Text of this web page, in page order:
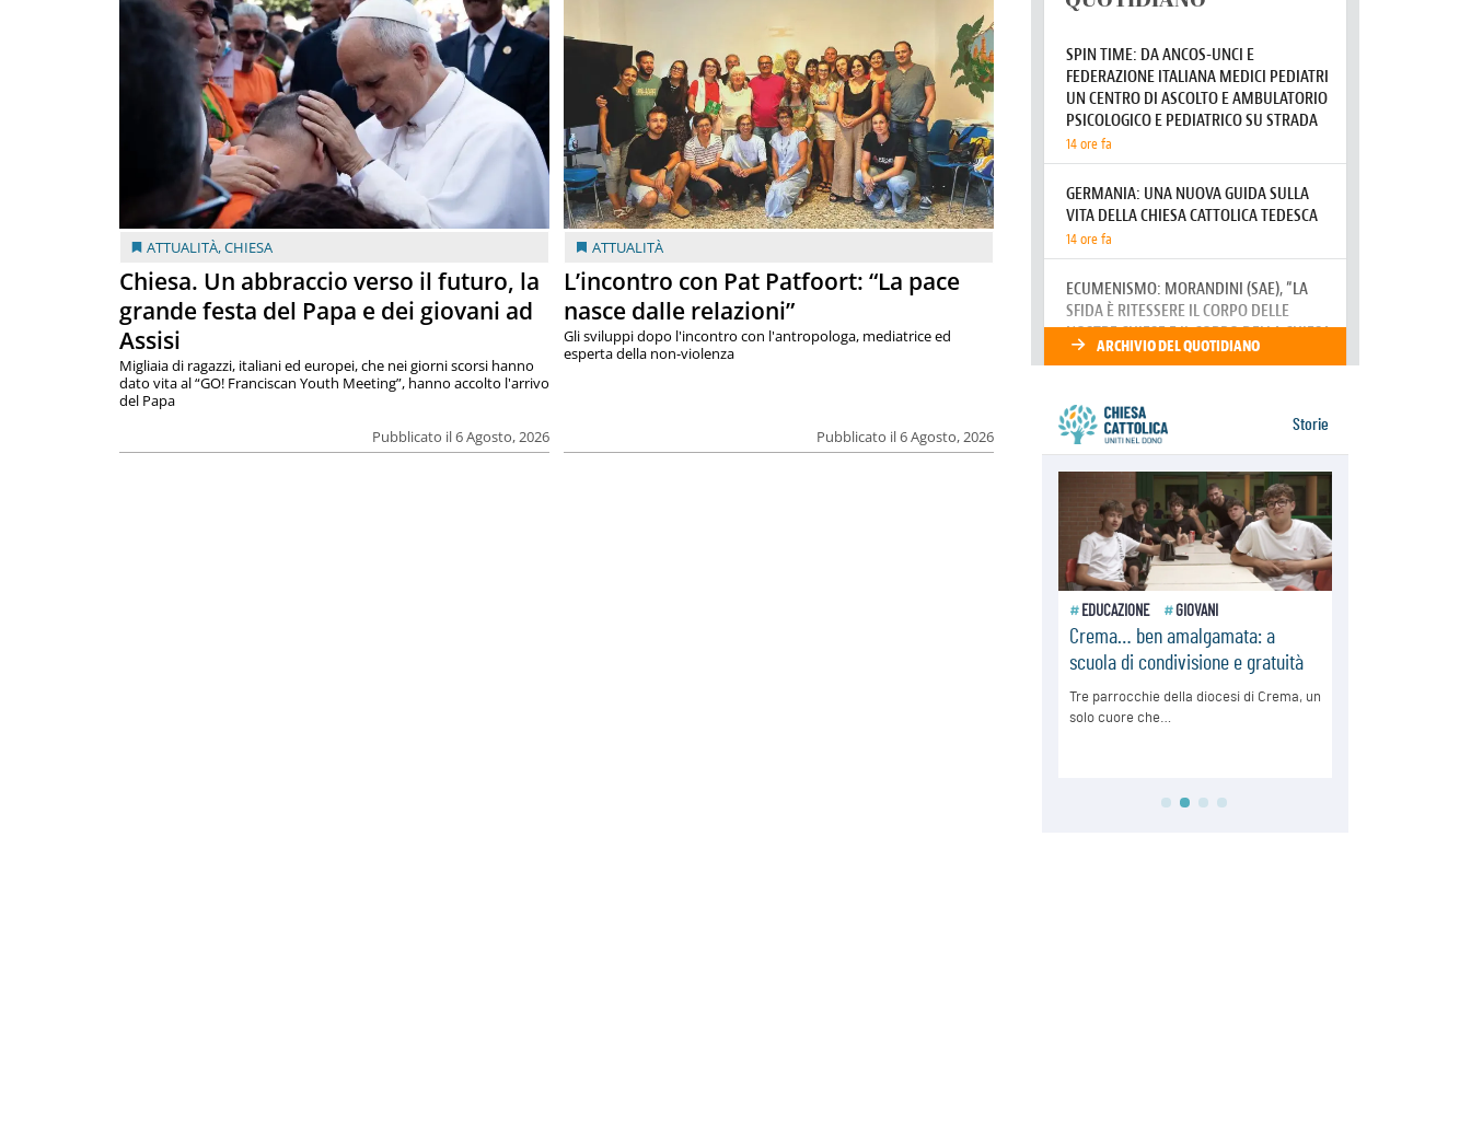
ATTUALITÀ,CHIESA
Chiesa. Un abbraccio verso il futuro, la
grande festa del Papa e dei giovani ad
Assisi
Pubblicato il 6 Agosto, 2026
Migliaia di ragazzi, italiani ed europei, che nei giorni scorsi hanno
dato vita al “GO! Franciscan Youth Meeting”, hanno accolto l'arrivo
del Papa
ATTUALITÀ
L’incontro con Pat Patfoort: “La pace
nasce dalle relazioni”
Pubblicato il 6 Agosto, 2026
Gli sviluppi dopo l'incontro con l'antropologa, mediatrice ed
esperta della non-violenza
SIGNIS 2026, dare voce alle
07.08.2026
Honduras, gli sfollati invisibili di una
crisi dimenticata
07.08.2026
della sopravvivenza per caldo e
07.08.2026
l'empatia per il dolore altrui"
07.08.2026
Uruguay, il presidente dei vescovi:
la visita del Papa dono per tutto il
Paese